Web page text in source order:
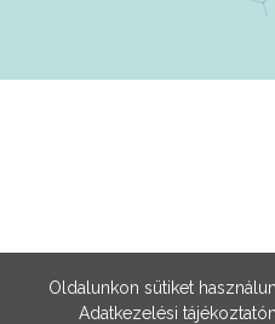
Oldalunkon sütiket
Adatkezelési